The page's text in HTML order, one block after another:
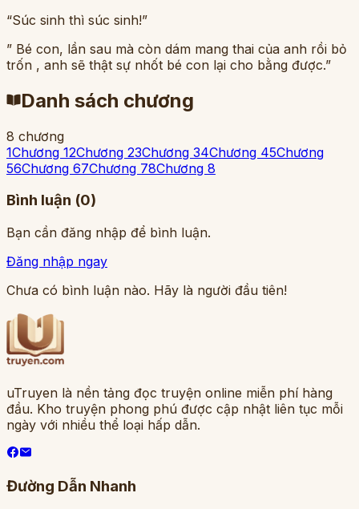
“Súc sinh thì súc sinh!”
” Bé con, lần sau mà còn dám mang thai của anh rồi bỏ
trốn , anh sẽ thật sự nhốt bé con lại cho bằng được.”
Danh sách chương
8 chương
1Chương 12Chương 23Chương 34Chương 45Chương
56Chương 67Chương 78Chương 8
Bình luận (0)
Bạn cần đăng nhập để bình luận.
Đăng nhập ngay
Chưa có bình luận nào. Hãy là người đầu tiên!
uTruyen là nền tảng đọc truyện online miễn phí hàng
đầu. Kho truyện phong phú được cập nhật liên tục mỗi
ngày với nhiều thể loại hấp dẫn.
Đường Dẫn Nhanh